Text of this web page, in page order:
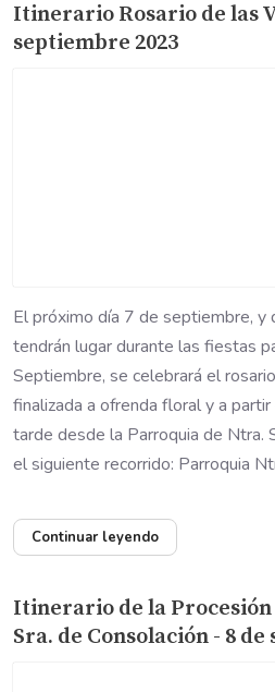
Itinerario Rosario de las
septiembre 2023
El próximo día 7 de septiembre,
tendrán lugar durante las fiestas
Septiembre, se celebrará el
finalizada a ofrenda floral y a
tarde desde la Parroquia de Ntra.
el siguiente recorrido: Parroquia
Continuar leyendo
Itinerario de la
Sra. de Consolación - 8